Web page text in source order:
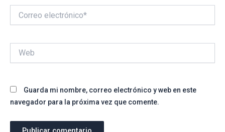
electrónico*
Guarda mi nombre, correo electrónico y web en este
navegador para la próxima vez que comente.